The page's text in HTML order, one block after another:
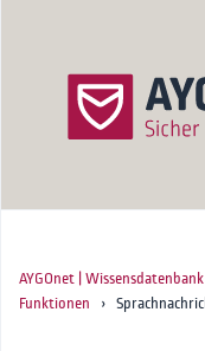
Produktseite
AYGOnet | Wissensdatenbank
Funktionen ›